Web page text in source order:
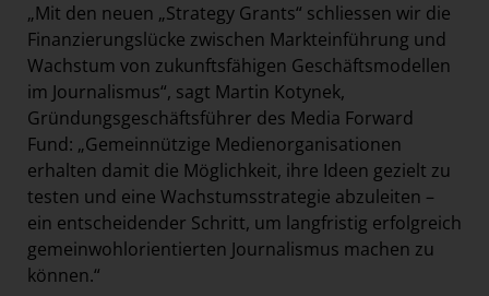
„Mit den neuen „Strategy Grants“ schliessen wir die
Finanzierungslücke zwischen Markteinführung und
Wachstum von zukunftsfähigen Geschäftsmodellen
im Journalismus“, sagt Martin Kotynek,
Gründungsgeschäftsführer des Media Forward
Fund: „Gemeinnützige Medienorganisationen
erhalten damit die Möglichkeit, ihre Ideen gezielt zu
testen und eine Wachstumsstrategie abzuleiten –
ein entscheidender Schritt, um langfristig erfolgreich
gemeinwohlorientierten Journalismus machen zu
können.“